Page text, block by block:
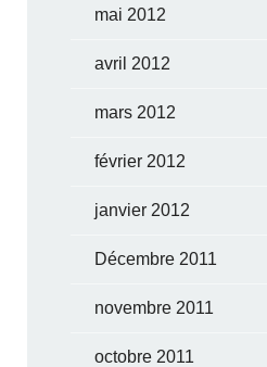
mai 2012
avril 2012
mars 2012
février 2012
janvier 2012
Décembre 2011
novembre 2011
octobre 2011